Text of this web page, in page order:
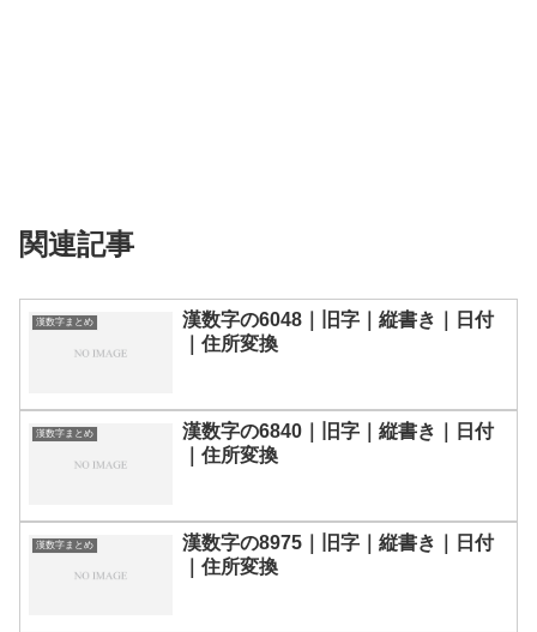
関連記事
漢数字まとめ
漢数字の6048｜旧字｜縦書き｜日付
｜住所変換
漢数字まとめ
漢数字の6840｜旧字｜縦書き｜日付
｜住所変換
漢数字まとめ
漢数字の8975｜旧字｜縦書き｜日付
｜住所変換